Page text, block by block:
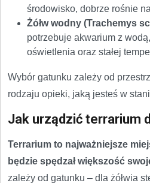
środowisko, dobrze rośnie
Żółw wodny (Trachemys
potrzebuje akwarium z
oświetlenia oraz stałej
Wybór gatunku zależy od
rodzaju opieki, jaką jesteś w
Jak urządzić terrarium
Terrarium to najważniejsze
będzie spędzał większość
zależy od gatunku – dla żółwia